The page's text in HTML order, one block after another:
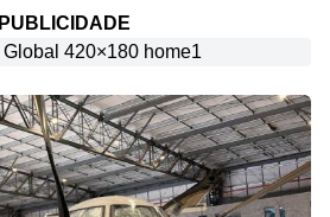
PUBLICIDADE